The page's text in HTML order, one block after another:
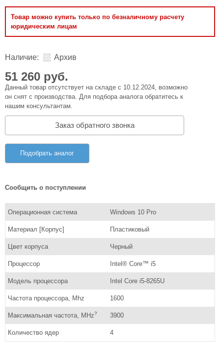
Товар можно купить только по безналичному расчету
юридическим лицам
Наличие: Архив
51 260 руб.
Данный товар отсутствует на складе с 10.12.2024, возможно
он снят с производства. Для подбора аналога обратитесь к
нашим консультантам.
Заказ обратного звонка
Подобрать аналог
Сообщить о поступлении
Операционная система Windows 10 Pro
Материал [Корпус] Пластиковый
Цвет корпуса Черный
Процессор Intel® Core™ i5
Модель процессора Intel Core i5-8265U
Частота процессора, Mhz 1600
Максимальная частота, MHz? 3900
Количество ядер 4